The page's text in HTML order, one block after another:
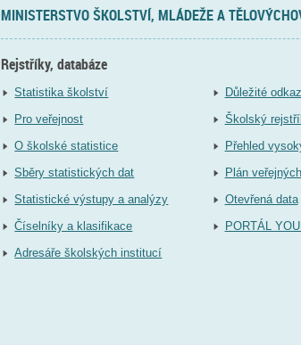
MINISTERSTVO ŠKOLSTVÍ, MLÁDEŽE A
Rejstříky, databáze
Statistika školství
Pro veřejnost
O školské statistice
Sběry statistických dat
Statistické výstupy a analýzy
Číselníky a klasifikace
Adresáře školských institucí
Důležité
Školský
Přehled
Plán
Otevřená data
PORTÁL